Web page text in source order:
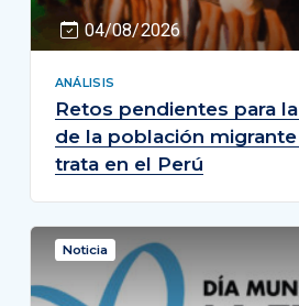
04/08/2026
ANÁLISIS
Retos pendientes para
de la población
trata en el Perú
Noticia